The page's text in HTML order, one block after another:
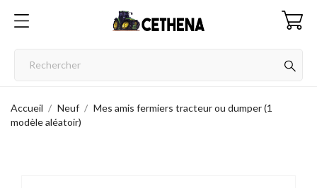
Accueil Neuf
Mes amis fermiers tracteur ou dumper (1
modèle aléatoir)